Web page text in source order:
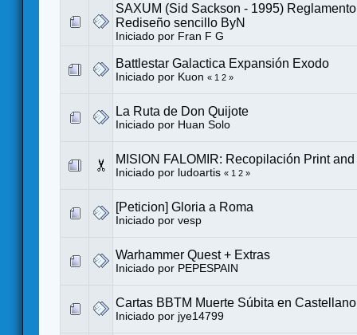
SAXUM (Sid Sackson - 1995)
Rediseño sencillo ByN
Iniciado por Fran F G
Battlestar Galactica Expansión Exodo
Iniciado por Kuon « 1 2 »
La Ruta de Don Quijote
Iniciado por Huan Solo
MISION FALOMIR: Recopilación Print
Iniciado por ludoartis « 1 2 »
[Peticion] Gloria a Roma
Iniciado por vesp
Warhammer Quest + Extras
Iniciado por PEPESPAIN
Cartas BBTM Muerte Súbita en Castellano
Iniciado por jye14799